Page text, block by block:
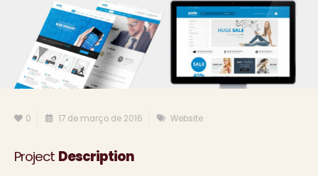
0 17 de março de 2016 Website
Project Description